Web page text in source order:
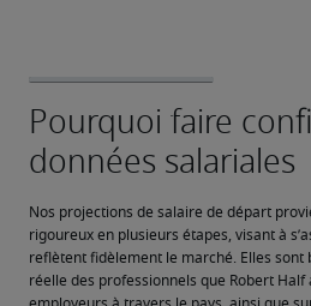
Nos projections de salaire de départ
rigoureux en plusieurs étapes, visant à
reflètent fidèlement le marché. Elles sont
réelle des professionnels que Robert Half